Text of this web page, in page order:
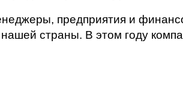
предприятия и
страны. В этом году